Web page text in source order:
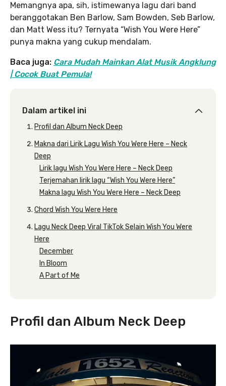
Memangnya apa, sih, istimewanya lagu dari band
beranggotakan Ben Barlow, Sam Bowden, Seb Barlow,
dan Matt Wess itu? Ternyata “Wish You Were Here”
punya makna yang cukup mendalam.
Baca juga: Cara Mudah Mainkan Alat Musik Angklung
| Cocok Buat Pemula!
Dalam artikel ini
Profil dan Album Neck Deep
Makna dari Lirik Lagu Wish You Were Here – Neck
Deep
Lirik lagu Wish You Were Here – Neck Deep
Terjemahan lirik lagu “Wish You Were Here”
Makna lagu Wish You Were Here – Neck Deep
Chord Wish You Were Here
Lagu Neck Deep Viral TikTok Selain Wish You Were
Here
December
In Bloom
A Part of Me
Profil dan Album Neck Deep